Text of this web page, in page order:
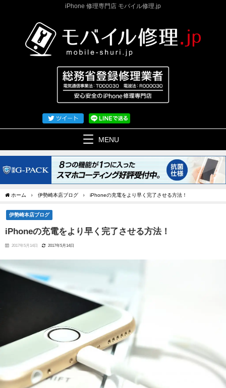
iPhone 修理専門店 モバイル修理.jp
MENU
ホーム 伊勢崎本店ブログ iPhoneの充電をより早く完了させる方法！
伊勢崎本店ブログ
iPhoneの充電をより早く完了させる方法！
2017年5月14日 2017年5月14日